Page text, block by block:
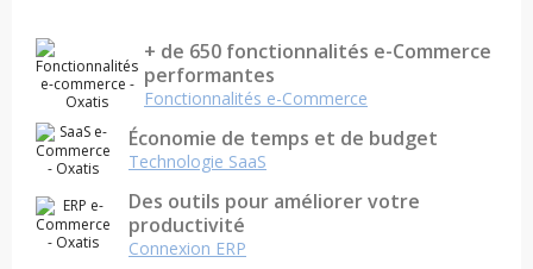
+ de 650 fonctionnalités e-Commerce
performantes
Fonctionnalités e-Commerce
Économie de temps et de budget
Technologie SaaS
Des outils pour améliorer votre
productivité
Connexion ERP